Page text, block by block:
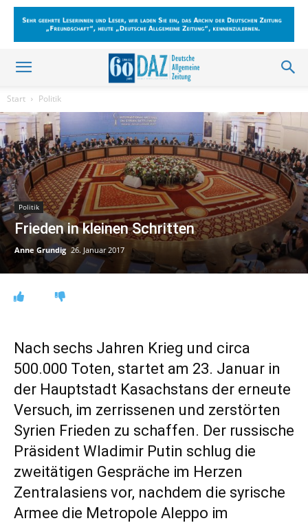
Start Politik
Politik
Frieden in kleinen Schritten
Anne Grundig 26. Januar 2017
Nach sechs Jahren Krieg und circa
500.000 Toten, startet am 23. Januar in
der Hauptstadt Kasachstans der erneute
Versuch, im zerrissenen und zerstörten
Syrien Frieden zu schaffen. Der russische
Präsident Wladimir Putin schlug die
zweitätigen Gespräche im Herzen
Zentralasiens vor, nachdem die syrische
Armee die Metropole Aleppo im